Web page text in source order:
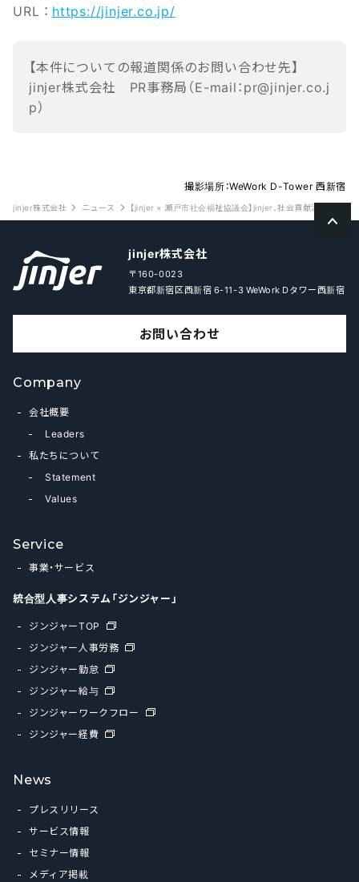
URL ： https://jinjer.co.jp/
【本‌件‌に‌つ‌い‌ての報‌道‌関‌係‌の‌お‌問‌い‌合‌わ‌せ先】‌ ‌
jinjer株式会社 ‌PR事務局（E-mail‌：‌pr@jinjer.co.j
p）
jinjer株式会社 ニュース 【jinjer × 瀬戸市社会福祉協議会】jinjer、社会貢献活動の一
撮影場所：WeWork D-Tower 西新宿
jinjer株式会社
〒160-0023
東京都新宿区西新宿 6-11-3 WeWork Dタワー西新宿
お問い合わせ
Company
会社概要
Leaders
私たちについて
Statement
Values
Service
事業・サービス
統合型人事システム「ジンジャー」
ジンジャーTOP
ジンジャー人事労務
ジンジャー勤怠
ジンジャー給与
ジンジャーワークフロー
ジンジャー経費
News
プレスリリース
サービス情報
セミナー情報
メディア掲載